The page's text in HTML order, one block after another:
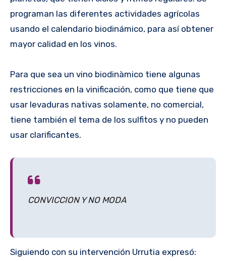
programan las diferentes actividades agrícolas
usando el calendario biodinámico, para así obtener
mayor calidad en los vinos.
Para que sea un vino biodinàmico tiene algunas
restricciones en la vinificación, como que tiene que
usar levaduras nativas solamente, no comercial,
tiene también el tema de los sulfitos y no pueden
usar clarificantes.
CONVICCION Y NO MODA
Siguiendo con su intervención Urrutia expresó: